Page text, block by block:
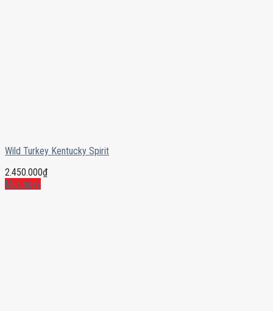
Wild Turkey Kentucky Spirit
2.450.000₫
Mua ngay